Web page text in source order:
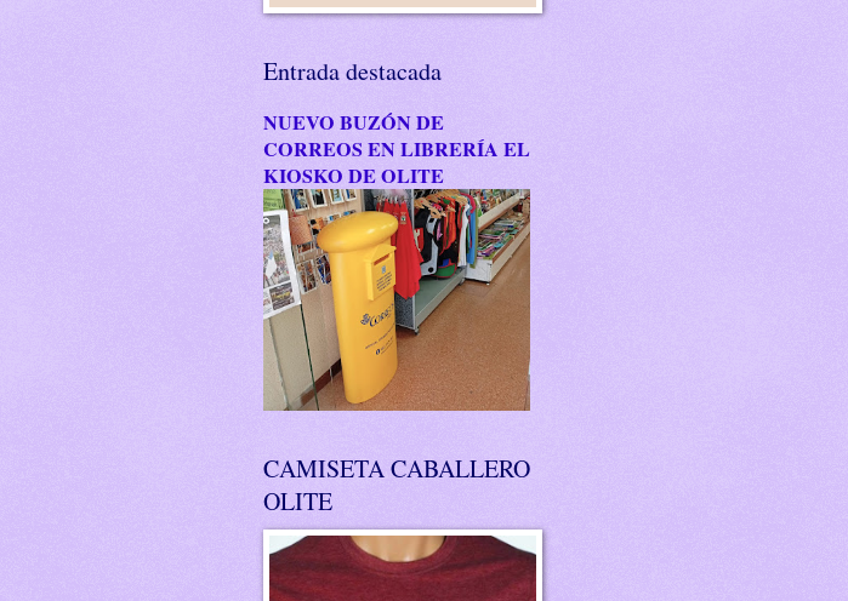
Entrada destacada
NUEVO BUZÓN DE
CORREOS EN LIBRERÍA EL
KIOSKO DE OLITE
CAMISETA CABALLERO
OLITE